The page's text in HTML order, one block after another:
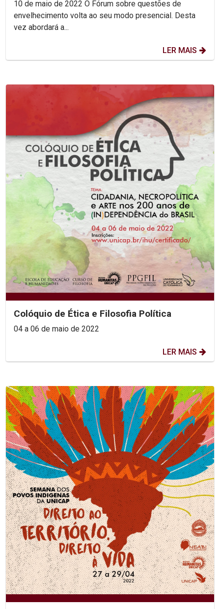
10 de maio de 2022 O Fórum sobre questões de
envelhecimento volta ao seu modo presencial. Desta
vez abordará a...
LER MAIS
Colóquio de Ética e Filosofia Política
LER MAIS